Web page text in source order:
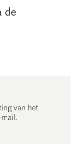
de
van het